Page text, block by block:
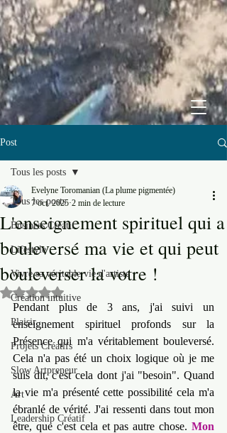
Post
Tous les posts
Business Créatif
Lifestyle
Vivre sa véritable vie d'artiste
Création intuitive
Plaisir
Projets Créatifs
Slow Artpreneur
Art
Leadership Créatif
Tous les posts
L'enseignement spirituel qui a
bouleversé ma vie et qui peut
bouleverser la votre !
Evelyne Toromanian (La plume pigmentée)
7 oct. 2025 2 min de lecture
Noté NaN étoiles sur 5.
Pendant plus de 3 ans, j'ai suivi un
enseignement spirituel profonds sur la
Présence qui m'a véritablement bouleversé.
Cela n'a pas été un choix logique où je me
suis dit, c'est cela dont j'ai "besoin". Quand
la vie m'a présenté cette possibilité cela m'a
ébranlé de vérité. J'ai ressenti dans tout mon
être, que c'est cela et pas autre chose. Mon